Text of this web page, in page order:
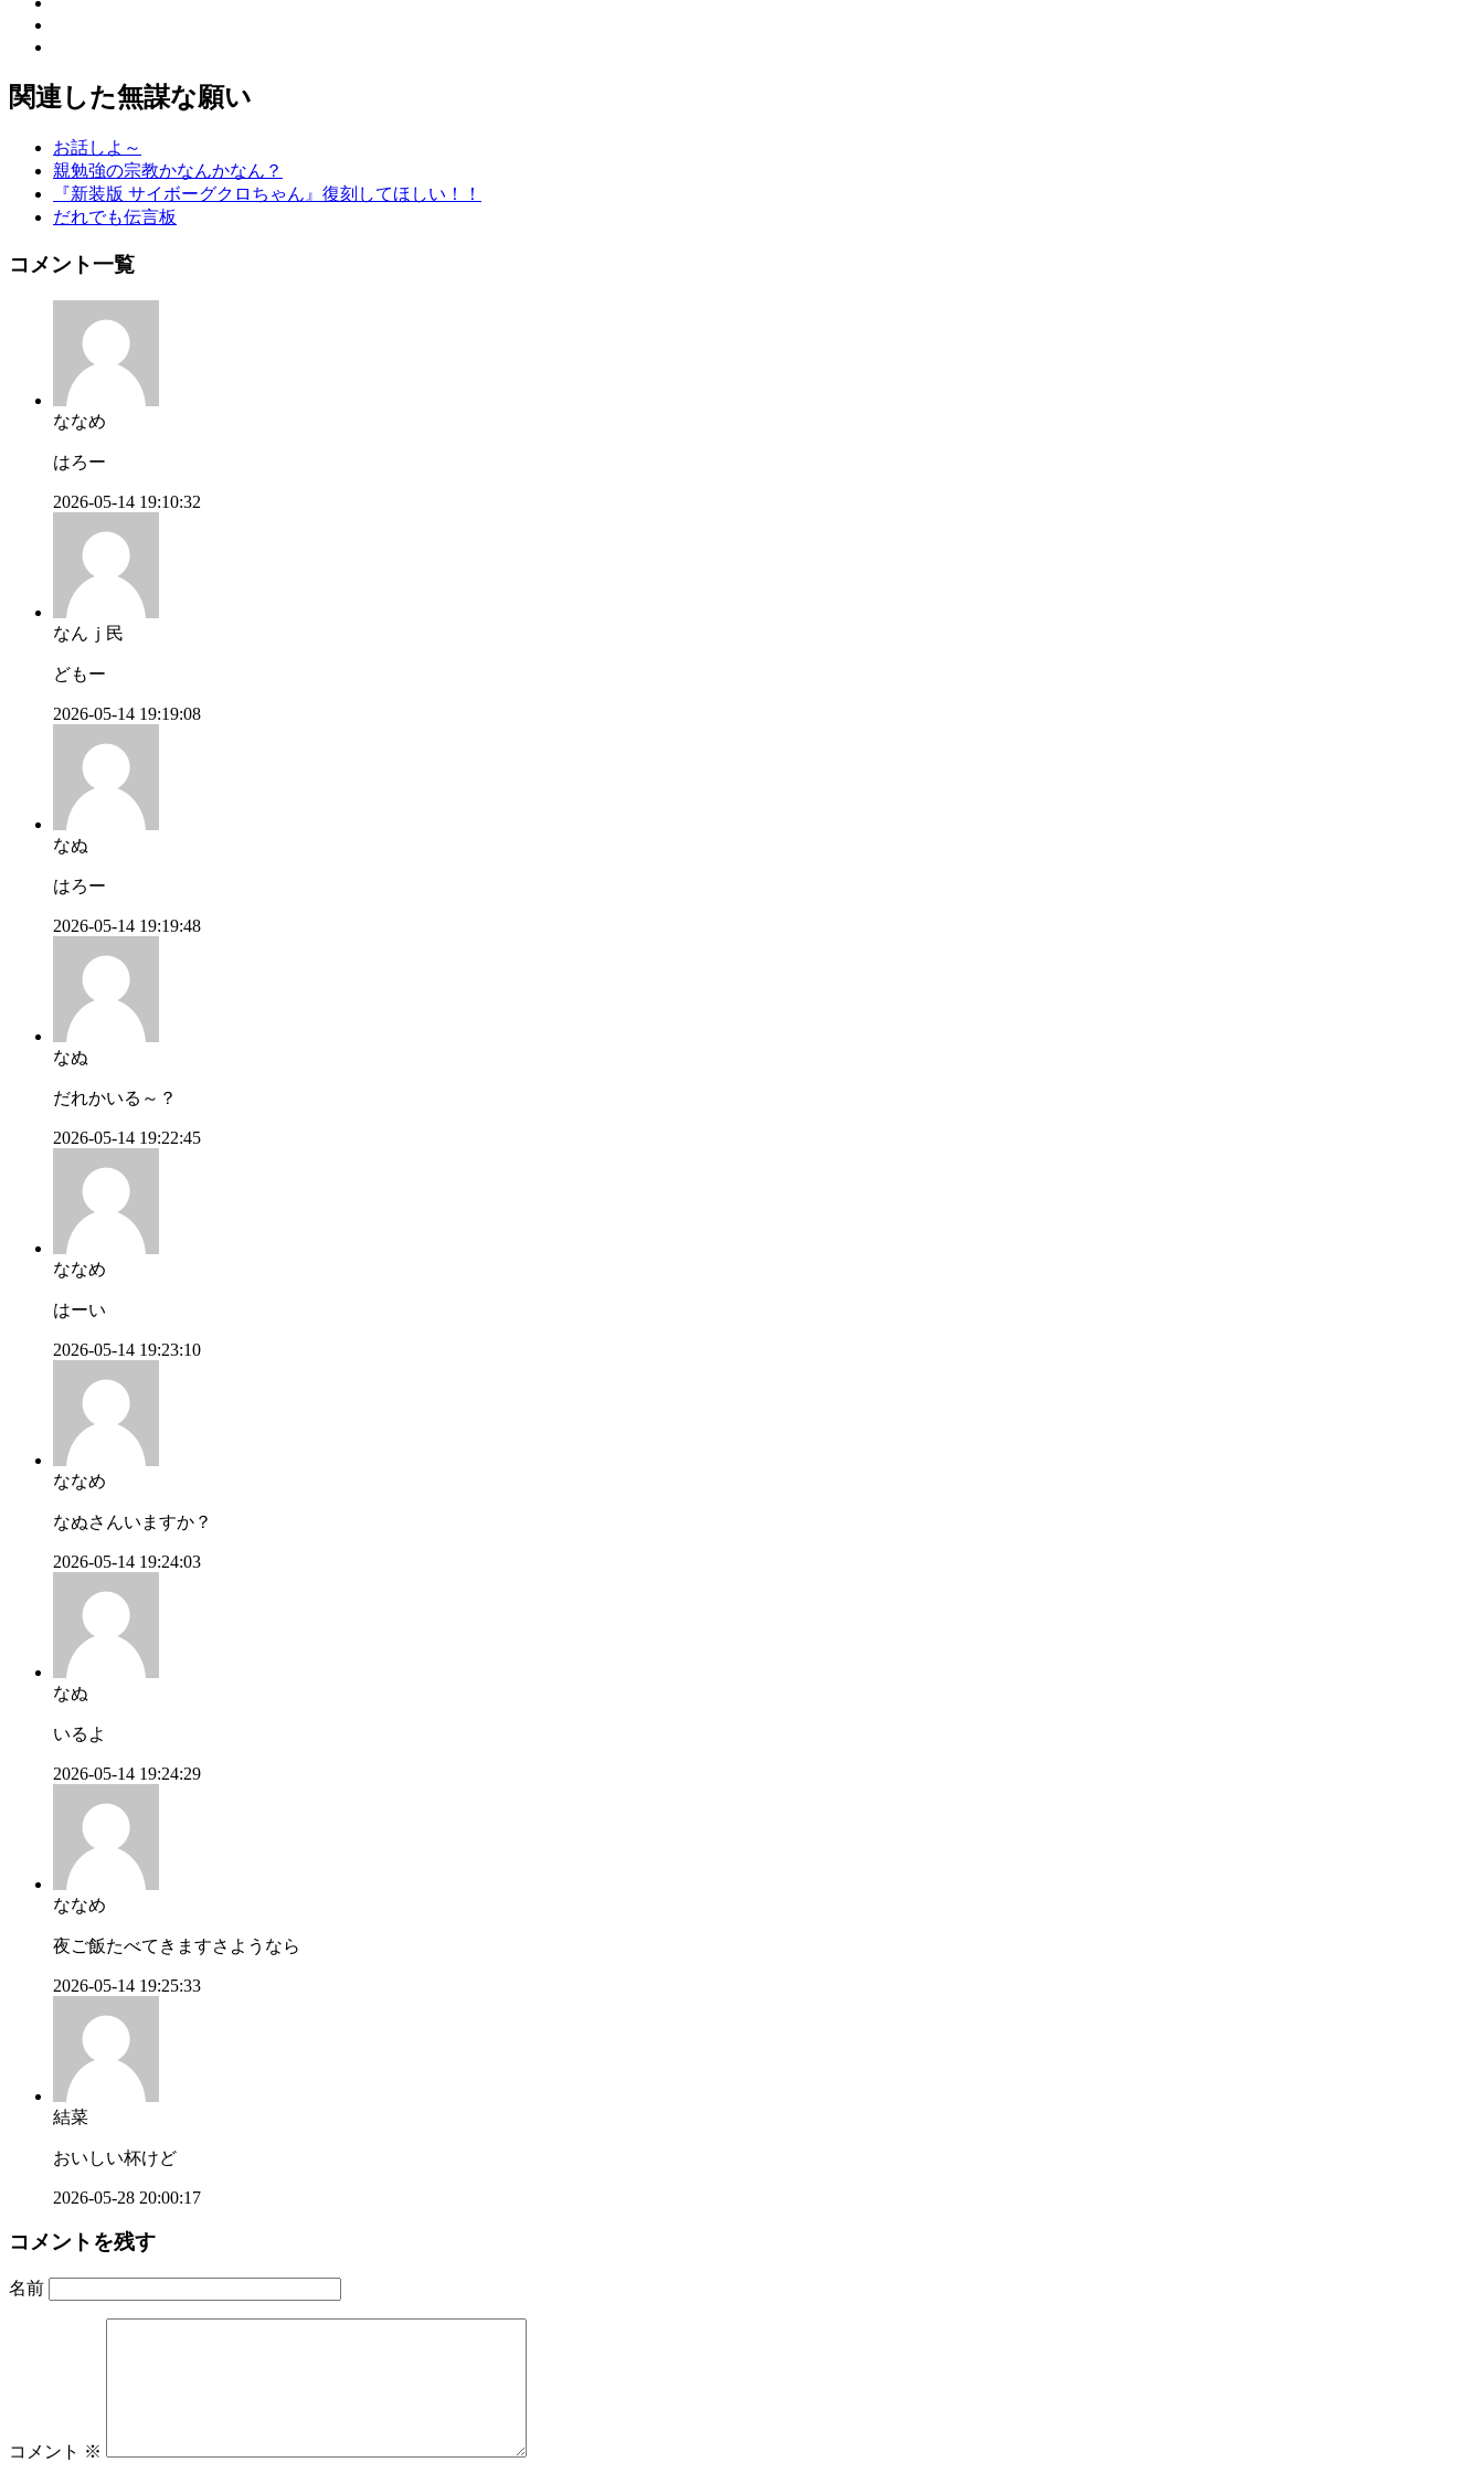
関連した無謀な願い
お話しよ～
親勉強の宗教かなんかなん？
『新装版 サイボーグクロちゃん』復刻してほしい！！
だれでも伝言板
コメント一覧
ななめ
はろー
2026-05-14 19:10:32
なんｊ民
どもー
2026-05-14 19:19:08
なぬ
はろー
2026-05-14 19:19:48
なぬ
だれかいる～？
2026-05-14 19:22:45
ななめ
はーい
2026-05-14 19:23:10
ななめ
なぬさんいますか？
2026-05-14 19:24:03
なぬ
いるよ
2026-05-14 19:24:29
ななめ
夜ご飯たべてきますさようなら
2026-05-14 19:25:33
結菜
おいしい杯けど
2026-05-28 20:00:17
コメントを残す
名前
コメント ※